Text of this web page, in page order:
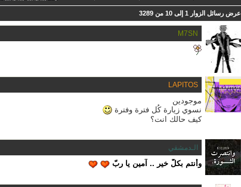
عرض رسائل الزوار 1 إلى 10 من 3289
M7SN
LAPITOS
موجودين
نسوي زيارة كُل فترة وفترة
كيف حالك انت؟
الـدمشقي
وأنتم بكلّ خير .. آمين يا ربّ